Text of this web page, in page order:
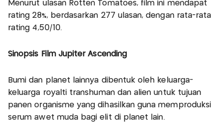
Menurut ulasan Rotten Tomatoes, film ini mendapat
rating 28%, berdasarkan 277 ulasan, dengan rata-rata
rating 4,50/10.
Sinopsis Film Jupiter Ascending
Bumi dan planet lainnya dibentuk oleh keluarga-
keluarga royalti transhuman dan alien untuk tujuan
panen organisme yang dihasilkan guna memproduksi
serum awet muda bagi elit di planet lain.